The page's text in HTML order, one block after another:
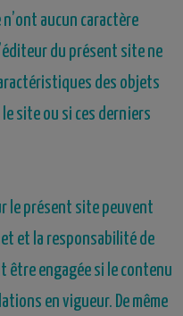
aucun caractère
du présent site ne
des objets
site ou si ces derniers
le présent site peuvent
et la responsabilité de
être engagée si le contenu
en vigueur. De même